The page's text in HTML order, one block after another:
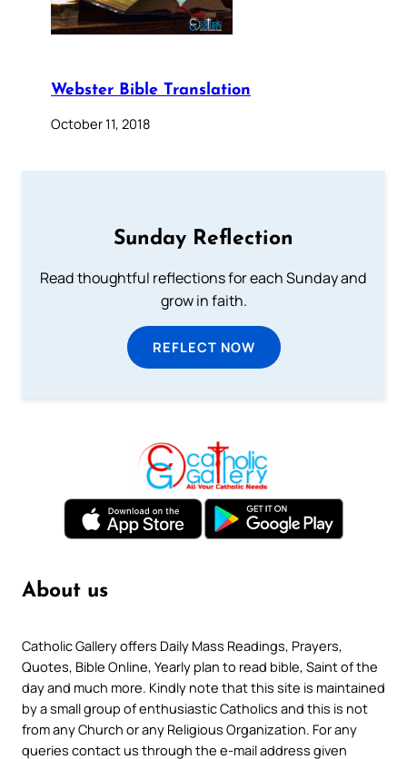
Webster Bible Translation
October 11, 2018
Sunday Reflection
Read thoughtful reflections for each Sunday and
grow in faith.
REFLECT NOW
About us
Catholic Gallery offers Daily Mass Readings, Prayers,
Quotes, Bible Online, Yearly plan to read bible, Saint of the
day and much more. Kindly note that this site is maintained
by a small group of enthusiastic Catholics and this is not
from any Church or any Religious Organization. For any
queries contact us through the e-mail address given